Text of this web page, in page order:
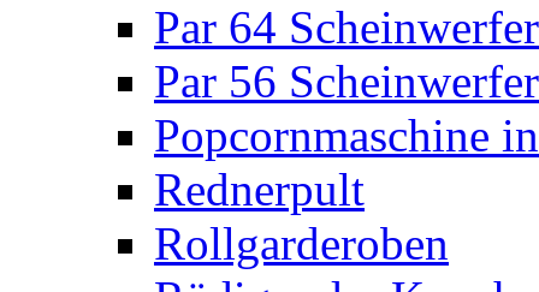
Par 64 Scheinwerfer
Par 56 Scheinwerfer
Popcornmaschine
Rednerpult
Rollgarderoben